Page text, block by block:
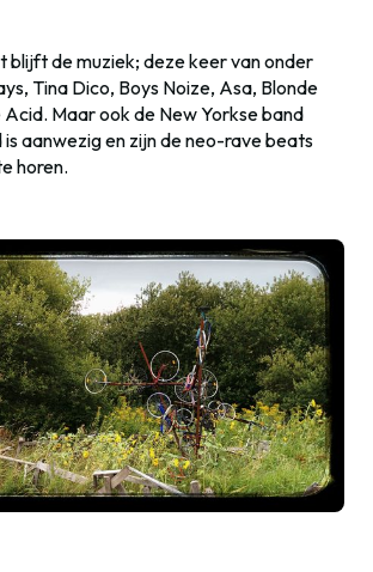
blijft de muziek; deze keer van onder
Tina Dico, Boys Noize, Asa, Blonde
Acid. Maar ook de New Yorkse band
is aanwezig en zijn de neo-rave beats
horen.